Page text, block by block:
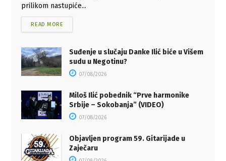
prilikom nastupiće...
READ MORE
Suđenje u slučaju Danke Ilić biće u Višem
sudu u Negotinu?
07/08/2026
Miloš Ilić pobednik “Prve harmonike
Srbije – Sokobanja” (VIDEO)
07/08/2026
Objavljen program 59. Gitarijade u
Zaječaru